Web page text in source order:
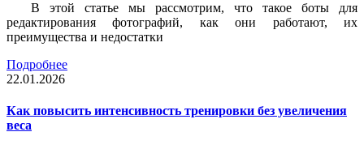
В этой статье мы рассмотрим, что такое боты для
редактирования фотографий, как они работают, их
преимущества и недостатки
Подробнее
22.01.2026
Как повысить интенсивность тренировки без увеличения
веса